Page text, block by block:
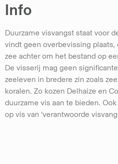
Info
Duurzame visvangst staat voor
vindt geen overbevissing
zee achter om het bestand op
De visserij mag geen
zeeleven in bredere zin zoals
koralen. Zo kozen Delhaize en
duurzame vis aan te bieden.
op vis van ‘verantwoorde